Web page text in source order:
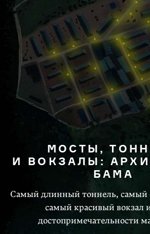
МОСТЫ,
И ВОКЗАЛЫ:
БАМА
Самый длинный тоннель, самый
самый красивый вокзал
достопримечательности